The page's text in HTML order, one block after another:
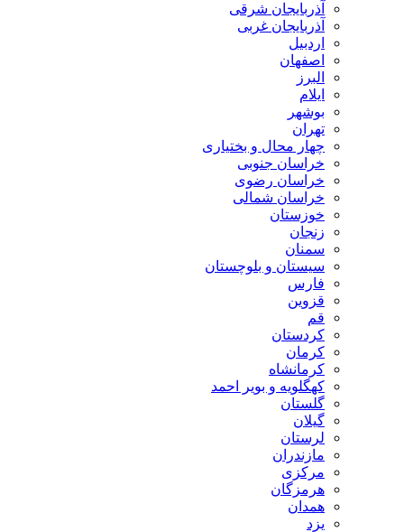
آذربایجان شرقی
آذربایجان غربی
اردبیل
اصفهان
البرز
ایلام
بوشهر
تهران
چهار محال و بختیاری
خراسان جنوبی
خراسان رضوی
خراسان شمالی
خوزستان
زنجان
سمنان
سیستان و بلوچستان
فارس
قزوین
قم
کردستان
کرمان
کرمانشاه
کهگلویه و بویر احمد
گلستان
گیلان
لرستان
مازندران
مرکزی
هرمزگان
همدان
یزد